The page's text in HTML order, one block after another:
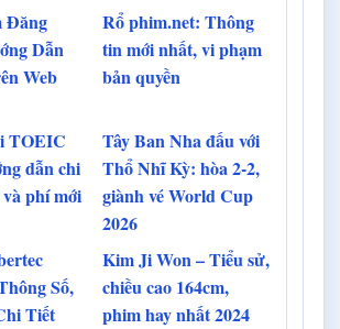
Đăng
Dẫn
Web
Rổ phim.net: Thông
tin mới nhất, vi phạm
bản quyền
TOEIC
dẫn chi
phí mới
Tây Ban Nha đấu với
Thổ Nhĩ Kỳ: hòa 2-2,
giành vé World Cup
2026
Số,
Tiết
Kim Ji Won – Tiểu sử,
chiều cao 164cm,
phim hay nhất 2024